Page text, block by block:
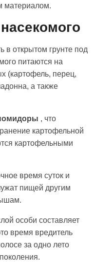
материалом.
в открытом грунте под
питаются на
(картофель, перец,
а также
, что
картофельной
картофельными
время суток и
пищей другим
особи составляет
время вредитель
за одно лето